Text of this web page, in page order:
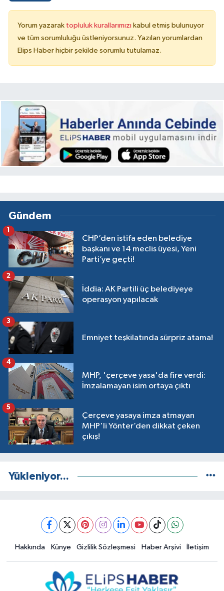
Yorum yazarak topluluk kurallarımızı kabul etmiş bulunuyor
ve tüm sorumluluğu üstleniyorsunuz. Yazılan yorumlardan
Elips Haber hiçbir şekilde sorumlu tutulamaz.
Gündem
CHP’den istifa eden belediye
başkanı ve 14 meclis üyesi, Yeni
Parti’ye geçti!
İddia: AK Partili üç belediyeye
operasyon yapılacak
2
Emniyet teşkilatında sürpriz atama!
3
MHP, 'çerçeve yasa'da fire verdi:
İmzalamayan isim ortaya çıktı
4
Çerçeve yasaya imza atmayan
MHP'li Yönter’den dikkat çeken
çıkış!
5
Yükleniyor...
Hakkında Künye Gizlilik Sözleşmesi Haber Arşivi İletişim